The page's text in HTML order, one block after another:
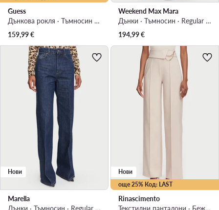
Guess
Дънкова рокля · Тъмносин · Мини
159,99€
Weekend Max Mara
Дънки · Тъмносин · Regular Fit
194,99€
Нови
Marella
още 25% Код: LAST
Нови
Rinascimento